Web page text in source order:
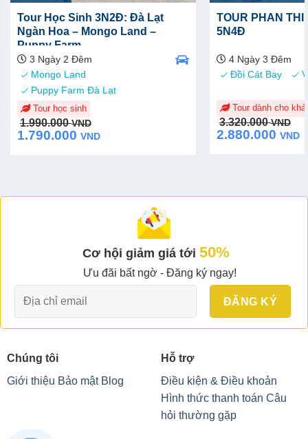
Tour Học Sinh 3N2Đ: Đà Lạt
Ngàn Hoa – Mongo Land –
Puppy Farm
3 Ngày 2 Đêm
Mongo Land
Puppy Farm Đà Lạt
Tour học sinh
1.990.000VND
Original
price
was:
1.790.000 VND
Current
price
is:
TOUR PHAN
5N4Đ
4 Ngày 3 Đêm
Đồi Cát Bay
Tour dành cho
3.320.000VND
Original
price
was:
2.880.000 VND
Current
price
is:
Cơ hội giảm giá tới 50%
Ưu đãi bất ngờ - Đăng ký ngay!
Chúng tôi
Giới thiệu Bảo mật Blog
Hỗ trợ
Điều kiện & Điều khoản
Hình thức thanh toán Câu
hỏi thường gặp